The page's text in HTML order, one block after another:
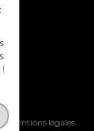
Mentions légales